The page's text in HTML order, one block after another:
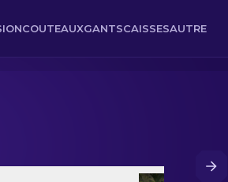
COUTEAUXGANTSCAISSESAUTRE